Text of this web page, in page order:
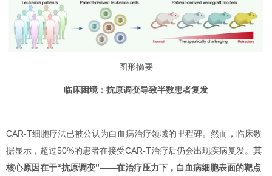
图形摘要
临床困境：抗原调变导致半数患者复发
CAR-T细胞疗法已被公认为白血病治疗领域的里程碑。然而，临床数
据显示，超过50%的患者在接受CAR-T治疗后仍会出现疾病复发。 其
核心原因在于“抗原调变”——在治疗压力下，白血病细胞表面的靶点